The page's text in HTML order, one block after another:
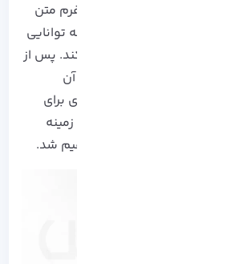
استفاده می باشد. این پلتفرم متن
سروری استفاده می کند که توانایی
را برای کاربر فراهم می کند. پس از
، می توانید از طریق مرورگر به آن
دسترسی داشته باشید. Vscode، ویژگی های زیادی برای
که فعالیت هایی در این زمینه
در ادامه با آنها آشنا خواهیم شد.